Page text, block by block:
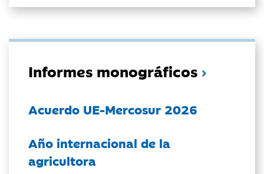
Informes monográficos
Acuerdo UE-Mercosur 2026
Año internacional de la
agricultora